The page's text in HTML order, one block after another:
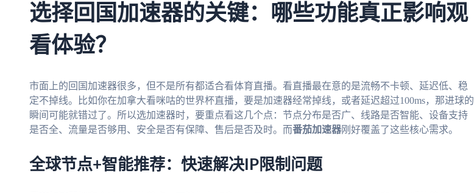
选择回国加速器的关键：哪些功能真正影响观
看体验？
市面上的回国加速器很多，但不是所有都适合看体育直播。看直播最在意的是流畅不卡顿、延迟低、稳
定不掉线。比如你在加拿大看咪咕的世界杯直播，要是加速器经常掉线，或者延迟超过100ms，那进球的
瞬间可能就错过了。所以选加速器时，要重点看这几个点：节点分布是否广、线路是否智能、设备支持
是否全、流量是否够用、安全是否有保障、售后是否及时。而番茄加速器刚好覆盖了这些核心需求。
全球节点+智能推荐：快速解决IP限制问题